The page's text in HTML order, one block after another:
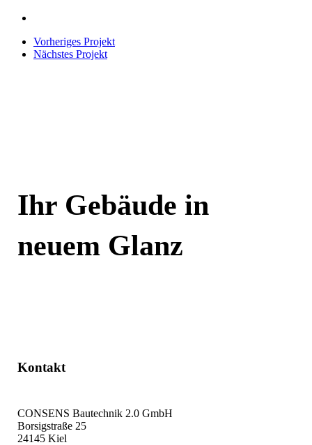
Vorheriges Projekt
Nächstes Projekt
Ihr Gebäude in
neuem Glanz
Kontakt
CONSENS Bautechnik 2.0 GmbH
Borsigstraße 25
24145 Kiel